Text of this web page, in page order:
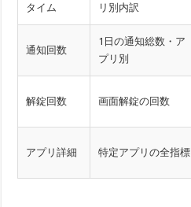
タイム
リ別内訳
通知回数
1日の通知総数・ア
プリ別
解錠回数 画面解錠の回数
アプリ詳細 特定アプリの全指標